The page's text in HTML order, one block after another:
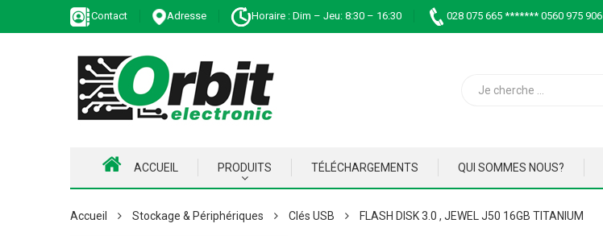
Contact Adresse Horaire : Dim – Jeu: 8:30 – 16:30 028 075 665 ******* 0560 975 906
ACCUEIL PRODUITS TÉLÉCHARGEMENTS QUI SOMMES NOUS?
Accueil Stockage & Périphériques Clés USB FLASH DISK 3.0 , JEWEL J50 16GB TITANIUM